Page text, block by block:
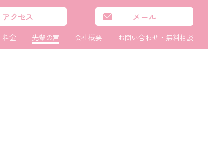
アクセス メール
料金 先輩の声 会社概要 お問い合わせ・ 無料相談